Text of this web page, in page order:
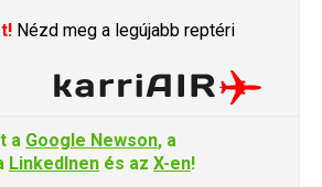
Nézd meg a legújabb reptéri
a Google Newson, a
LinkedInen és az X-en!